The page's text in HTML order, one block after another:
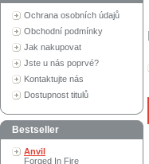
Ochrana osobních údajů
Obchodní podmínky
Jak nakupovat
Jste u nás poprvé?
Kontaktujte nás
Dostupnost titulů
Bestseller
Anvil
Forged In Fire